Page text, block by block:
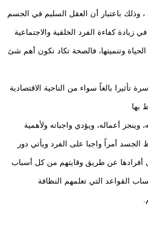
، وذلك باعتبار أن العقل السليم في الجسم
زيادة كفاءة الفرد الخلقية والاجتماعية
وتنميتها، فالصحة تكاد تكون أهم شئ
بالغاً سواء من الناحية الاقتصادية
بها
وينجز أعماله، ويؤدي واجباته ولأهمية
أمراً واجبا على الفرد ويأتي دور
أفرادها عن طريق وقايتهم من كل أسباب
القواعد التي تعلمهم النظافة